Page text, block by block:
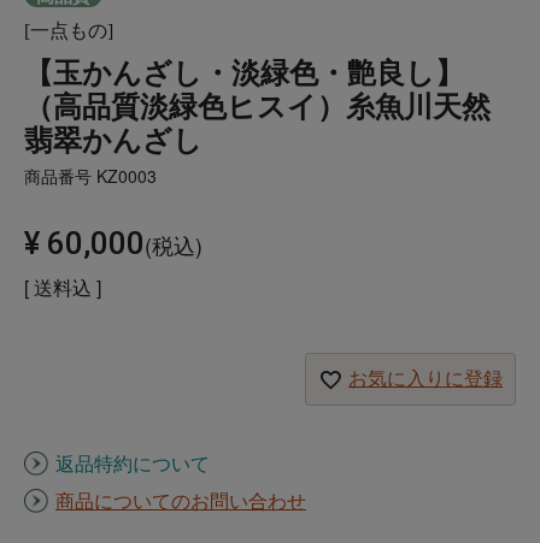
[一点もの]
【玉かんざし・淡緑色・艶良し】
（高品質淡緑色ヒスイ）糸魚川天然
翡翠かんざし
商品番号 KZ0003
¥ 60,000 税込
送料込
お気に入りに登録
返品特約について
商品についてのお問い合わせ